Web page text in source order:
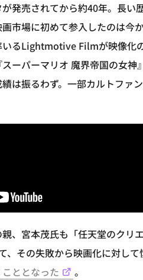
発売されてから約40年。長
市場に初めて参入したのは今
いるLightmotive Filmが映像化
ーパーマリオ 魔界帝国の女
は振るわず。一部カルトファ
、宮本茂氏も「任天堂のクリ
、その失敗から映画化に対し
ととなった
。